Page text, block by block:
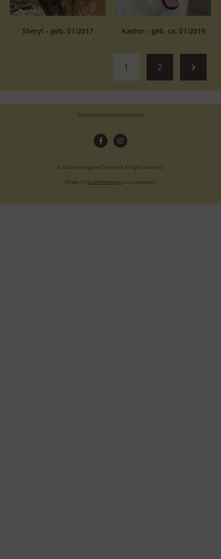
Sheryl – geb. 01/2017 Kastor – geb. ca. 01/2019
1 2
© 2026 Hundegarten Serres e.V. All rights reserved.
Design by GudeWebdesign und Lara Kaiser
DatenschutzImpressumKontakt